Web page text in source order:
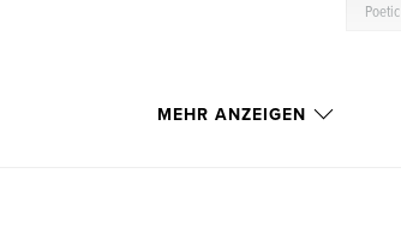
Poetic
MEHR ANZEIGEN